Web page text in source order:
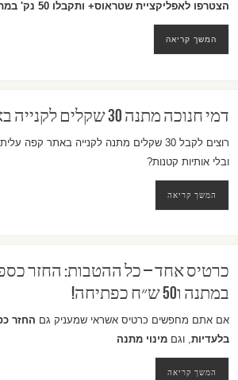
הצטרפו לאפליקציית שטראוס+ ותקבלו 50 נק' במתנה!
המשך קריאה
דמי חנוכה מתנה 30 שקלים לקנייה באתר קפה עלית
רוצים לקבל 30 שקלים מתנה לקנייה באתר
ובלי אותיות קטנות?
המשך קריאה
במתנה ו50 ש״ח כפתיחה!
אם אתם מחפשים כרטיס אשראי שמעניק גם החזר
בלעדיות, וגם מינוי מתנה
המשך קריאה